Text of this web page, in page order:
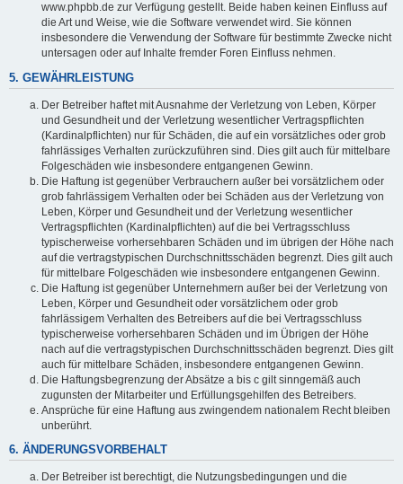
www.phpbb.de zur Verfügung gestellt. Beide haben keinen Einfluss auf
die Art und Weise, wie die Software verwendet wird. Sie können
insbesondere die Verwendung der Software für bestimmte Zwecke nicht
untersagen oder auf Inhalte fremder Foren Einfluss nehmen.
5. GEWÄHRLEISTUNG
Der Betreiber haftet mit Ausnahme der Verletzung von Leben, Körper
und Gesundheit und der Verletzung wesentlicher Vertragspflichten
(Kardinalpflichten) nur für Schäden, die auf ein vorsätzliches oder grob
fahrlässiges Verhalten zurückzuführen sind. Dies gilt auch für mittelbare
Folgeschäden wie insbesondere entgangenen Gewinn.
Die Haftung ist gegenüber Verbrauchern außer bei vorsätzlichem oder
grob fahrlässigem Verhalten oder bei Schäden aus der Verletzung von
Leben, Körper und Gesundheit und der Verletzung wesentlicher
Vertragspflichten (Kardinalpflichten) auf die bei Vertragsschluss
typischerweise vorhersehbaren Schäden und im übrigen der Höhe nach
auf die vertragstypischen Durchschnittsschäden begrenzt. Dies gilt auch
für mittelbare Folgeschäden wie insbesondere entgangenen Gewinn.
Die Haftung ist gegenüber Unternehmern außer bei der Verletzung von
Leben, Körper und Gesundheit oder vorsätzlichem oder grob
fahrlässigem Verhalten des Betreibers auf die bei Vertragsschluss
typischerweise vorhersehbaren Schäden und im Übrigen der Höhe
nach auf die vertragstypischen Durchschnittsschäden begrenzt. Dies gilt
auch für mittelbare Schäden, insbesondere entgangenen Gewinn.
Die Haftungsbegrenzung der Absätze a bis c gilt sinngemäß auch
zugunsten der Mitarbeiter und Erfüllungsgehilfen des Betreibers.
Ansprüche für eine Haftung aus zwingendem nationalem Recht bleiben
unberührt.
6. ÄNDERUNGSVORBEHALT
Der Betreiber ist berechtigt, die Nutzungsbedingungen und die